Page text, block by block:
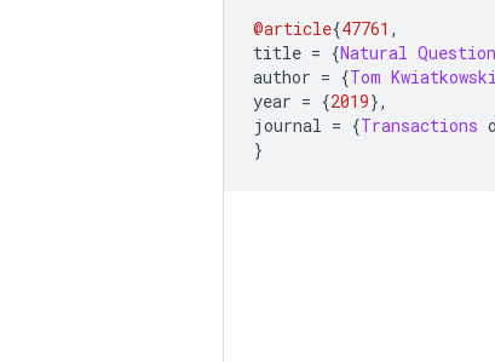
@article{47761 ,
title = {Natural
author = {Tom Kwiatkowski
year = {2019},
journal = {Transactions
}